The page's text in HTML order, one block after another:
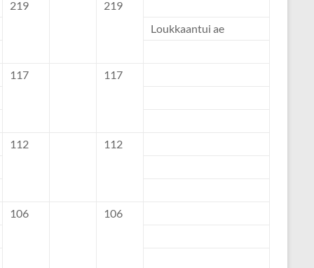
219
219
Loukkaantui ae
117 117
112 112
106 106